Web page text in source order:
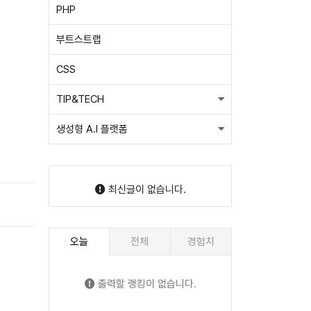
PHP
부트스트랩
CSS
TIP&TECH
생성형 A.I 플랫폼
최신글이 없습니다.
오늘 전체 경험치
출력할 랭킹이 없습니다.